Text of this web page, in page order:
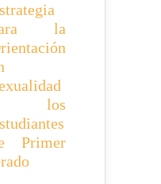
la
los
Primer